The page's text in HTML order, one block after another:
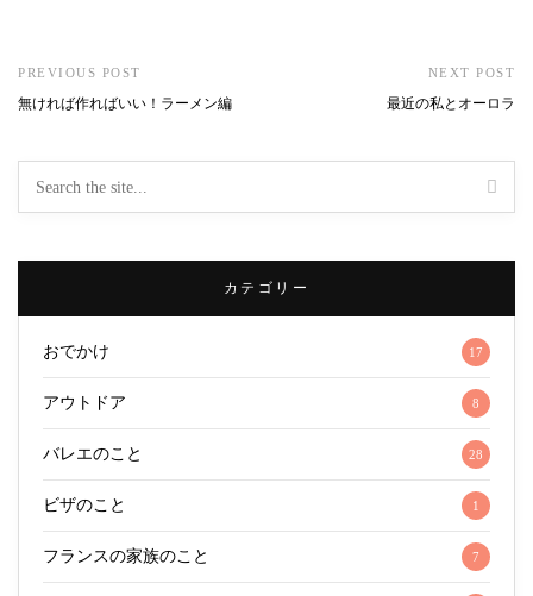
PREVIOUS POST
無ければ作ればいい！ラーメン編
NEXT POST
最近の私とオーロラ
カテゴリー
おでかけ 17
アウトドア 8
バレエのこと 28
ビザのこと 1
フランスの家族のこと 7